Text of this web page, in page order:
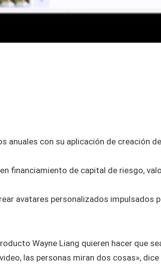
anuales con su aplicación de creación de
financiamiento de capital de riesgo,
avatares personalizados impulsados
Wayne Liang quieren hacer que
las personas miran dos cosas», dice